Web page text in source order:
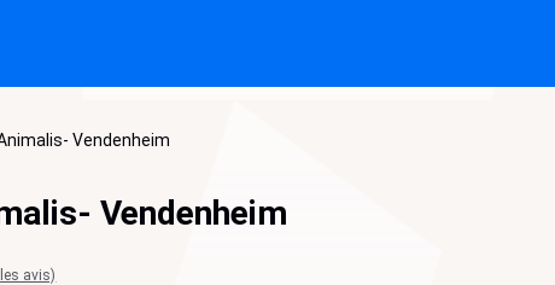
Vendenheim
Vendenheim
avis)